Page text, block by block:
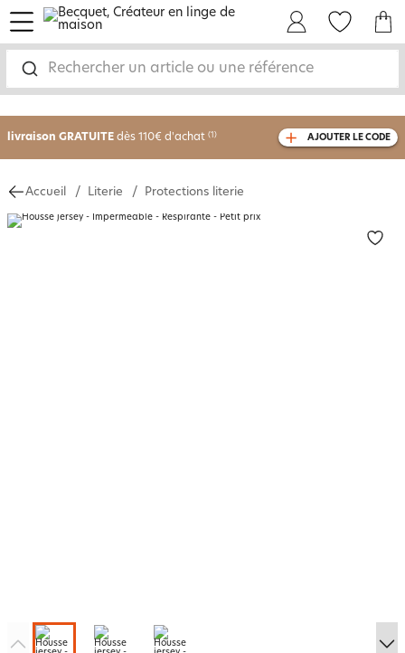
Rechercher un article ou une référence
menu
-30% sur votre commandedès 2 articles
livraison GRATUITE dès 110€ d'achat (1) AJOUTER LE CODE
Accueil Literie Protections literie